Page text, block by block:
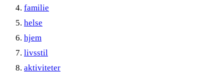
familie
helse
hjem
livsstil
aktiviteter